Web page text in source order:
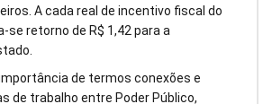
A cada real de incentivo fiscal do
se retorno de R$ 1,42 para a
de termos conexões e
de trabalho entre Poder Público,